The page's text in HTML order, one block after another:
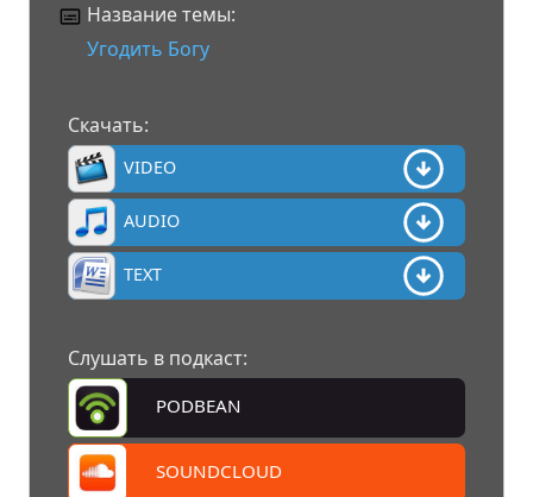
Название темы:
Угодить Богу
Скачать:
VIDEO
AUDIO
TEXT
Слушать в подкаст:
PODBEAN
SOUNDCLOUD